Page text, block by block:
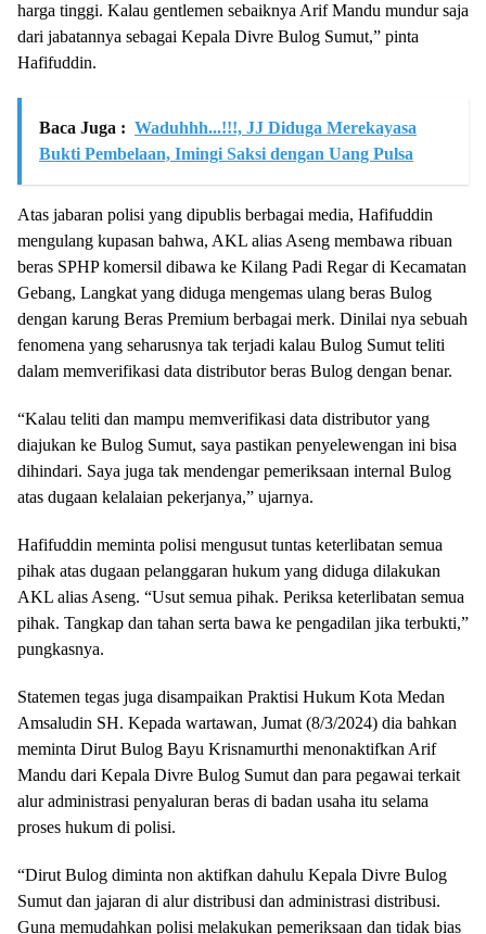
harga tinggi. Kalau gentlemen sebaiknya Arif Mandu mundur saja
dari jabatannya sebagai Kepala Divre Bulog Sumut,” pinta
Hafifuddin.
Baca Juga : Waduhhh...!!!, JJ Diduga Merekayasa
Bukti Pembelaan, Imingi Saksi dengan Uang Pulsa
Atas jabaran polisi yang dipublis berbagai media, Hafifuddin
mengulang kupasan bahwa, AKL alias Aseng membawa ribuan
beras SPHP komersil dibawa ke Kilang Padi Regar di Kecamatan
Gebang, Langkat yang diduga mengemas ulang beras Bulog
dengan karung Beras Premium berbagai merk. Dinilai nya sebuah
fenomena yang seharusnya tak terjadi kalau Bulog Sumut teliti
dalam memverifikasi data distributor beras Bulog dengan benar.
“Kalau teliti dan mampu memverifikasi data distributor yang
diajukan ke Bulog Sumut, saya pastikan penyelewengan ini bisa
dihindari. Saya juga tak mendengar pemeriksaan internal Bulog
atas dugaan kelalaian pekerjanya,” ujarnya.
Hafifuddin meminta polisi mengusut tuntas keterlibatan semua
pihak atas dugaan pelanggaran hukum yang diduga dilakukan
AKL alias Aseng. “Usut semua pihak. Periksa keterlibatan semua
pihak. Tangkap dan tahan serta bawa ke pengadilan jika terbukti,”
pungkasnya.
Statemen tegas juga disampaikan Praktisi Hukum Kota Medan
Amsaludin SH. Kepada wartawan, Jumat (8/3/2024) dia bahkan
meminta Dirut Bulog Bayu Krisnamurthi menonaktifkan Arif
Mandu dari Kepala Divre Bulog Sumut dan para pegawai terkait
alur administrasi penyaluran beras di badan usaha itu selama
proses hukum di polisi.
“Dirut Bulog diminta non aktifkan dahulu Kepala Divre Bulog
Sumut dan jajaran di alur distribusi dan administrasi distribusi.
Guna memudahkan polisi melakukan pemeriksaan dan tidak bias